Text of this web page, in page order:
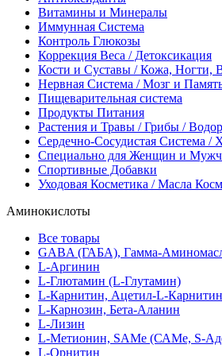
Витамины и Минералы
Иммунная Система
Контроль Глюкозы
Коррекция Веса / Детоксикация
Кости и Суставы / Кожа, Ногти,
Нервная Система / Мозг и
Пищеварительная система
Продукты Питания
Растения и Травы / Грибы /
Сердечно-Сосудистая Система
Специально для Женщин и
Спортивные Добавки
Уходовая Косметика / Масла
Аминокислоты
Все товары
GABA (ГАБА), Гамма-
L-Аргинин
L-Глютамин (L-Глутамин)
L-Карнитин, Ацетил-L-Карнитин
L-Карнозин, Бета-Аланин
L-Лизин
L-Метионин, SAMe (САМе, S-
L-Орнитин